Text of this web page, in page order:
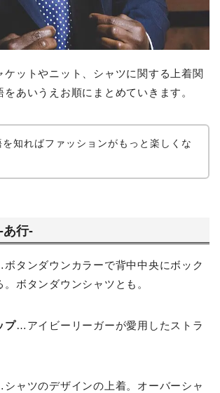
ケットやニット、シャツに関する上着関
あいうえお順にまとめていきます。
を知ればファッションがもっと楽しくな
あ行-
タンダウンカラーで背中中央にボック
ボタンダウンシャツとも。
プ…アイビーリーガーが愛用したストラ
ャツのデザインの上着。オーバーシャ